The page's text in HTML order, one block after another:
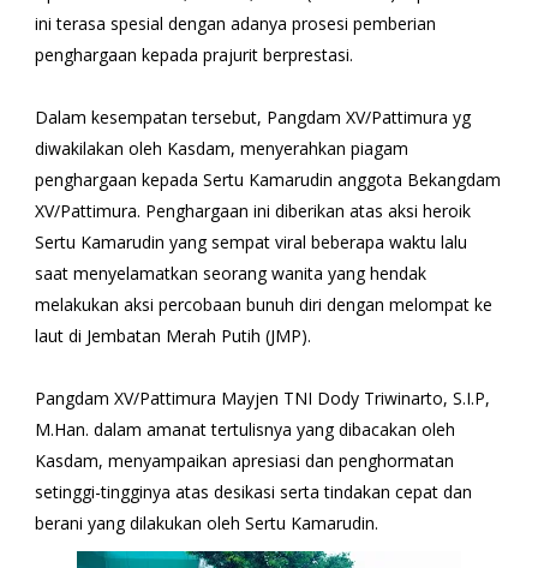
ini terasa spesial dengan adanya prosesi pemberian
penghargaan kepada prajurit berprestasi.
​Dalam kesempatan tersebut, Pangdam XV/Pattimura yg
diwakilakan oleh Kasdam, menyerahkan piagam
penghargaan kepada Sertu Kamarudin anggota Bekangdam
XV/Pattimura. Penghargaan ini diberikan atas aksi heroik
Sertu Kamarudin yang sempat viral beberapa waktu lalu
saat menyelamatkan seorang wanita yang hendak
melakukan aksi percobaan bunuh diri dengan melompat ke
laut di Jembatan Merah Putih (JMP).
Pangdam XV/Pattimura Mayjen TNI Dody Triwinarto, S.I.P,
M.Han. dalam amanat tertulisnya yang dibacakan oleh
Kasdam, menyampaikan apresiasi dan penghormatan
setinggi-tingginya atas desikasi serta tindakan cepat dan
berani yang dilakukan oleh Sertu Kamarudin.